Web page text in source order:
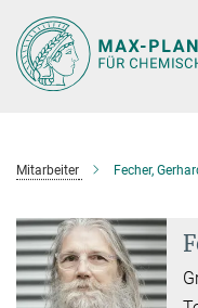
Hauptinhalt
Mitarbeiter Fecher,